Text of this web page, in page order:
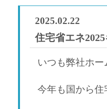
2025.02.22
住宅省エネ
いつも弊社ホ
今年も国から